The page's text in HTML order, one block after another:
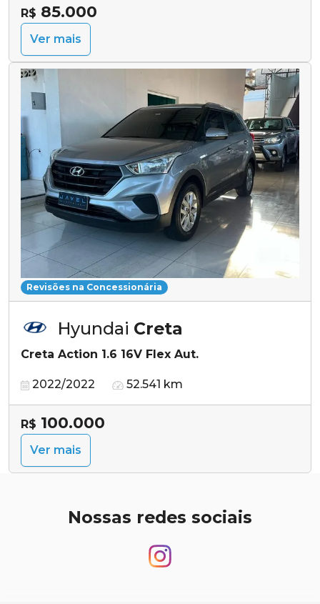
R$ 85.000
Ver mais
Revisões na Concessionária
Hyundai Creta
Creta Action 1.6 16V Flex Aut.
2022/2022 52.541 km
R$ 100.000
Ver mais
Nossas redes sociais